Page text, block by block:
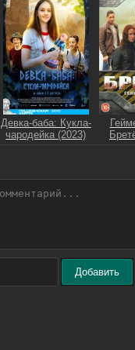
Девка-баба: Кукла-
чародейка (2023)
Добавить